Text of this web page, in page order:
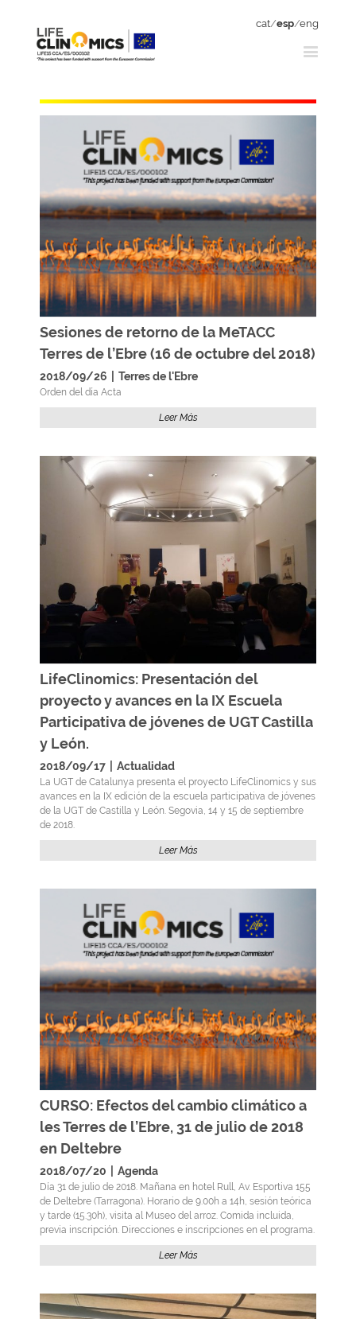
cat/esp/eng
Sesiones de retorno de la MeTACC
Terres de l’Ebre (16 de octubre del 2018)
2018/09/26 Terres de l'Ebre
Orden del día Acta
Leer Más
LifeClinomics: Presentación del
proyecto y avances en la IX Escuela
Participativa de jóvenes de UGT Castilla
y León.
2018/09/17 Actualidad
La UGT de Catalunya presenta el proyecto LifeClinomics y sus
avances en la IX edición de la escuela participativa de jóvenes
de la UGT de Castilla y León. Segovia, 14 y 15 de septiembre
de 2018.
Leer Más
CURSO: Efectos del cambio climático a
les Terres de l’Ebre, 31 de julio de 2018
en Deltebre
2018/07/20 Agenda
Día 31 de julio de 2018. Mañana en hotel Rull, Av. Esportiva 155
de Deltebre (Tarragona). Horario de 9.00h a 14h, sesión teórica
y tarde (15.30h), visita al Museo del arroz. Comida incluida,
previa inscripción. Direcciones e inscripciones en el programa.
Leer Más